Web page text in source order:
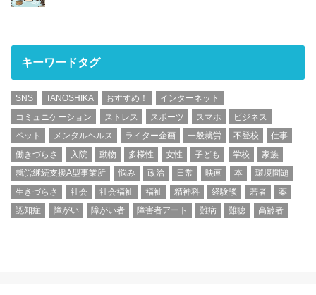
キーワードタグ
SNS TANOSHIKA おすすめ！
インターネット
コミュニケーション
ストレス スポーツ スマホ
ビジネス
ペット
メンタルヘルス ライター企画 一般就労 不登校
仕事
働きづらさ
入院 動物 多様性 女性 子ども 学校
家族
就労継続支援A型事業所
悩み 政治 日常 映画 本
環境問題
生きづらさ
社会 社会福祉 福祉 精神科 経験談 若者
薬
認知症
障がい 障がい者 障害者アート 難病 難聴 高齢者